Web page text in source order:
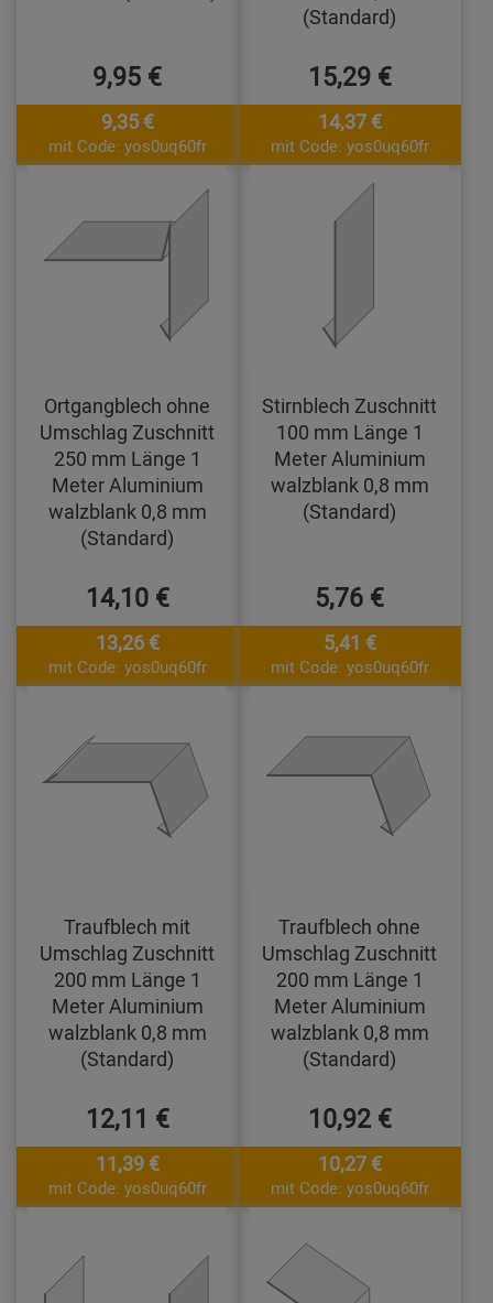
9,95 €
9,35 €
mit Code: yos0uq60fr
(Standard)
15,29 €
14,37 €
mit Code: yos0uq60fr
Ortgangblech ohne
Umschlag Zuschnitt
250 mm Länge 1
Meter Aluminium
walzblank 0,8 mm
(Standard)
14,10 €
13,26 €
mit Code: yos0uq60fr
Stirnblech Zuschnitt
100 mm Länge 1
Meter Aluminium
walzblank 0,8 mm
(Standard)
5,76 €
5,41 €
mit Code: yos0uq60fr
Traufblech mit
Umschlag Zuschnitt
200 mm Länge 1
Meter Aluminium
walzblank 0,8 mm
(Standard)
12,11 €
11,39 €
mit Code: yos0uq60fr
Traufblech ohne
Umschlag Zuschnitt
200 mm Länge 1
Meter Aluminium
walzblank 0,8 mm
(Standard)
10,92 €
10,27 €
mit Code: yos0uq60fr